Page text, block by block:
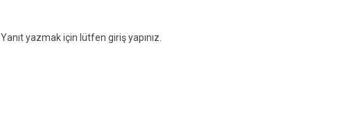
yazmak için lütfen giriş yapınız.